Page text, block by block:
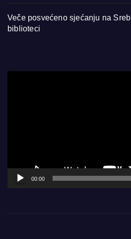
Veče posvećeno sjećanju na
biblioteci
00:00